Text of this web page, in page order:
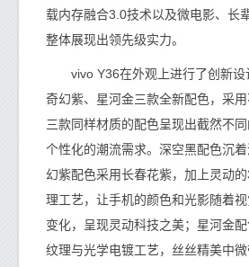
载内存融合3.0技术以及微电影、长
整体展现出领先级实力。
vivo Y36在外观上进行了创新设
奇幻紫、星河金三款全新配色，采
三款同样材质的配色呈现出截然不
个性化的潮流需求。深空黑配色沉
幻紫配色采用长春花紫，加上灵动
理工艺，让手机的颜色和光影随着
变化，呈现灵动科技之美；星河金
纹理与光学电镀工艺，丝丝精美中微